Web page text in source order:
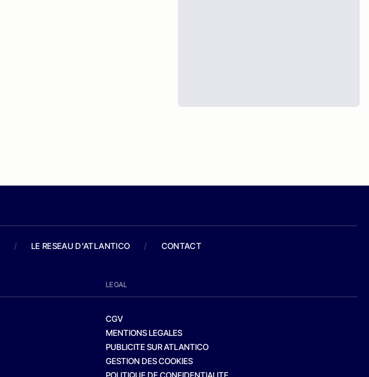
/ LE RESEAU D'ATLANTICO / CONTACT
LEGAL
CGV
MENTIONS LEGALES
PUBLICITE SUR ATLANTICO
GESTION DES COOKIES
POLITIQUE DE CONFIDENTIALITE